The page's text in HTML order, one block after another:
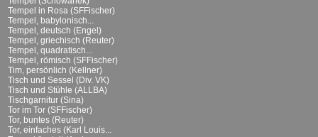
Tempel in Rosa (SFFischer)
Tempel, babylonisch...
Tempel, deutsch (Engel)
Tempel, griechisch (Reuter)
Tempel, quadratisch...
Tempel, römisch (SFFischer)
Tim, persönlich (Kellner)
Tisch und Sessel (Div. VK)
Tisch und Stühle (ALLBA)
Tischgarnitur (Sina)
Tor im Tor (SFFischer)
Tor, buntes (Reuter)
Tor, einfaches (Karl Louis...